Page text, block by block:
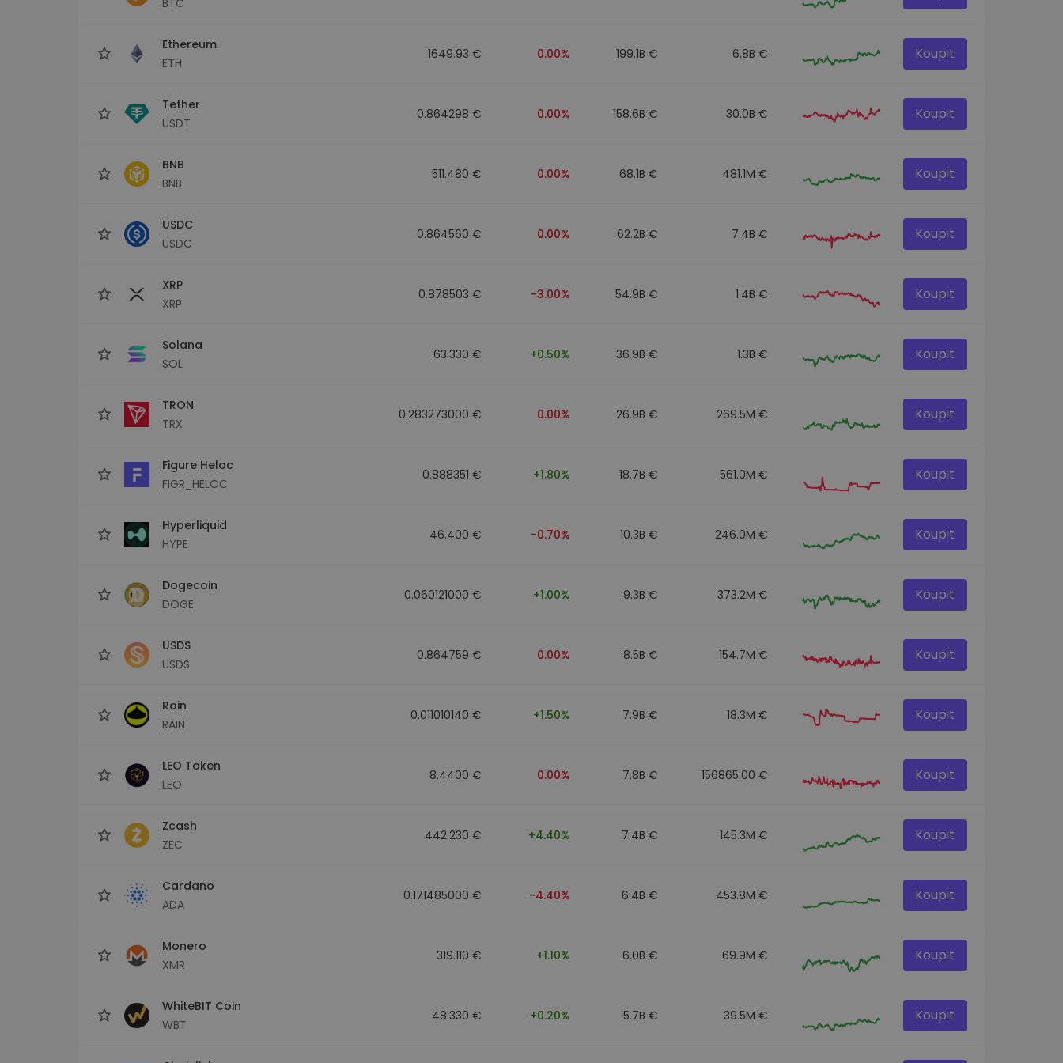
Ethereum
ETH
1649.93 € 0.00% 199.1B € 6.8B € Koupit
Tether
USDT
0.864298 € 0.00% 158.6B € 30.0B € Koupit
BNB
BNB
511.480 € 0.00% 68.1B € 481.1M € Koupit
USDC
USDC
0.864560 € 0.00% 62.2B € 7.4B € Koupit
XRP
XRP
0.878503 € -3.00% 54.9B € 1.4B € Koupit
Solana
SOL
63.330 € +0.50% 36.9B € 1.3B € Koupit
TRON
TRX
0.283273000 € 0.00% 26.9B € 269.5M € Koupit
Figure Heloc
FIGR_HELOC
0.888351 € +1.80% 18.7B € 561.0M € Koupit
Hyperliquid
HYPE
46.400 € -0.70% 10.3B € 246.0M € Koupit
Dogecoin
DOGE
0.060121000 € +1.00% 9.3B € 373.2M € Koupit
USDS
USDS
0.864759 € 0.00% 8.5B € 154.7M € Koupit
Rain
RAIN
0.011010140 € +1.50% 7.9B € 18.3M € Koupit
LEO Token
LEO
8.4400 € 0.00% 7.8B € 156865.00 € Koupit
Zcash
ZEC
442.230 € +4.40% 7.4B € 145.3M € Koupit
Cardano
ADA
0.171485000 € -4.40% 6.4B € 453.8M € Koupit
Monero
XMR
319.110 € +1.10% 6.0B € 69.9M € Koupit
WhiteBIT Coin
WBT
48.330 € +0.20% 5.7B € 39.5M € Koupit